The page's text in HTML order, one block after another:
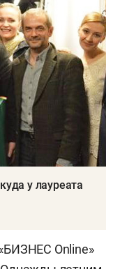
у лауреата
Online»